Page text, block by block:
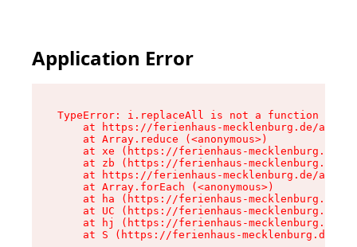
Application Error
TypeError: i.replaceAll is not a function
at https://ferienhaus-mecklenburg.de/
    at Array.reduce (<anonymous>)
at xe (https://ferienhaus-mecklenburg.de/
at zb (https://ferienhaus-mecklenburg.de/
at https://ferienhaus-mecklenburg.de/
    at Array.forEach (<anonymous>)
at ha (https://ferienhaus-mecklenburg.de/
at UC (https://ferienhaus-mecklenburg.de/
at hj (https://ferienhaus-mecklenburg.de/
at S (https://ferienhaus-mecklenburg.de/